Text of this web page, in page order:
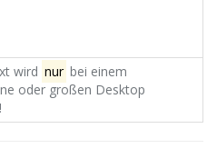
wird nur bei einem
oder großen Desktop